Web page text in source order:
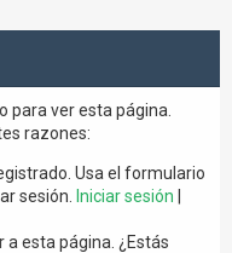
para ver esta página.
razones:
Usa el formulario
sesión.
Iniciar sesión
a esta página. ¿Estás